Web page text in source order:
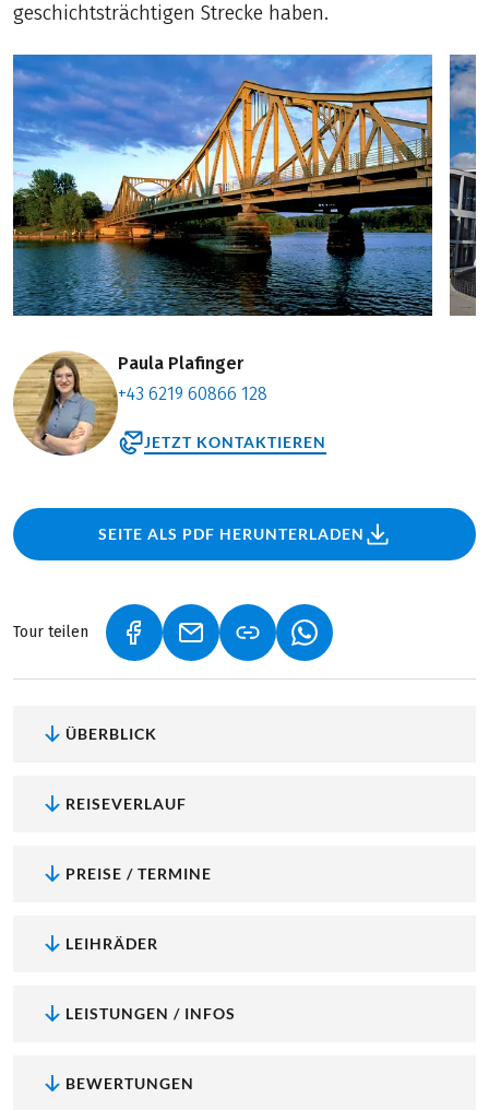
geschichtsträchtigen Strecke haben.
Paula Plafinger
+43 6219 60866 128
JETZT KONTAKTIEREN
SEITE ALS PDF HERUNTERLADEN
Tour teilen (LINK ÖFFNET IN NEUEM TAB)
(LINK ÖFFNET IN NEUEM TAB)
(LINK ÖFFNET IN
ÜBERBLICK
REISEVERLAUF
PREISE / TERMINE
LEIHRÄDER
LEISTUNGEN / INFOS
BEWERTUNGEN